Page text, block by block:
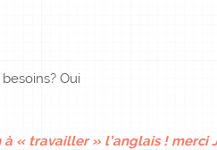
Oui
« travailler » l’anglais ! merci